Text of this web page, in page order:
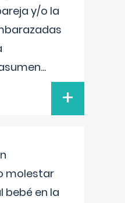
y/o la
...
+
molestar
bebé en la